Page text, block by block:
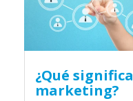
¿Qué
marketing?